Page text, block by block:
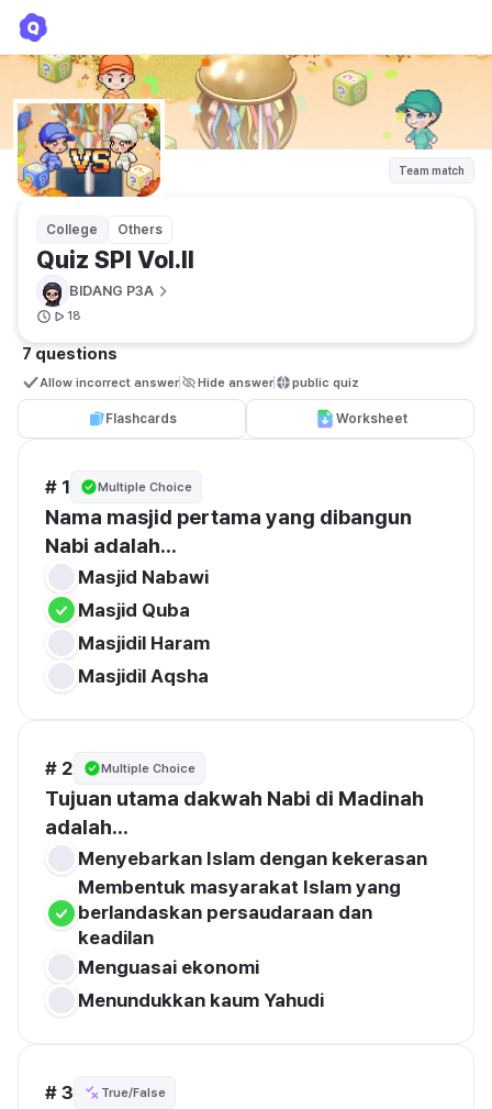
Team match
College Others
Quiz SPI Vol.II
BIDANG P3A
18
7 questions
Allow incorrect answer Hide answer public quiz
Flashcards Worksheet
# 1 Multiple Choice
Nama masjid pertama yang dibangun
Nabi adalah...
Masjid Nabawi
Masjid Quba
Masjidil Haram
Masjidil Aqsha
# 2 Multiple Choice
Tujuan utama dakwah Nabi di Madinah
adalah...
Menyebarkan Islam dengan kekerasan
Membentuk masyarakat Islam yang
berlandaskan persaudaraan dan
keadilan
Menguasai ekonomi
Menundukkan kaum Yahudi
# 3 True/False